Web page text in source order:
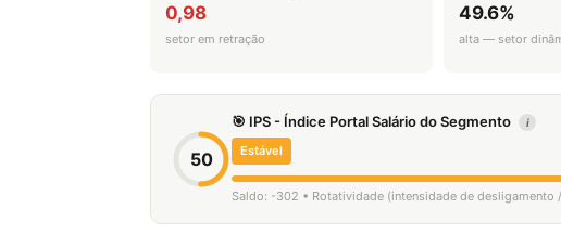
0,98
setor em retração
49.6%
alta — setor
50
🎯 IPS - Índice Portal Salário do Segmento i
Estável
Saldo: -302 • Rotatividade (intensidade de desligamento